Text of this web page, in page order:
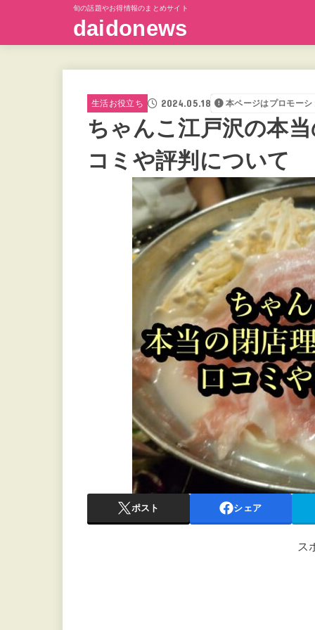
旬の話題やお得情報のまとめサイト
daidonews
生活お役立ち 2024.05.18 本ページはプロモー
ちゃんこ江戸沢の本
コミや評判について
ポスト シェア
ス